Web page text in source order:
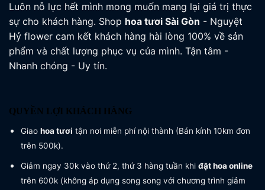
Luôn nỗ lực hết mình mong muốn mang lại giá trị thực
sự cho khách hàng. Shop hoa tươi Sài Gòn - Nguyệt
Hỷ flower cam kết khách hàng hài lòng 100% về sản
phẩm và chất lượng phục vụ của mình. Tận tâm -
Nhanh chóng - Uy tín.
QUYỀN LỢI KHÁCH HÀNG
Giao hoa tươi tận nơi miễn phí nội thành (Bán kính 10km đơn
trên 500k).
Giảm ngay 30k vào thứ 2, thứ 3 hàng tuần khi đặt hoa online
trên 600k (không áp dụng song song với chương trình giảm